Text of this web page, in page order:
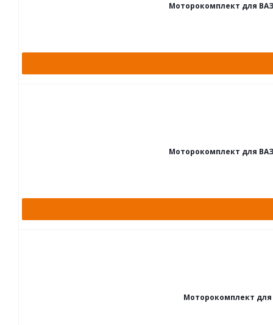
Моторокомплект для ВАЗ
Моторокомплект для ВАЗ
Моторокомплект для